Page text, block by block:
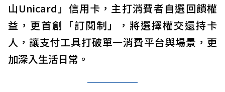
山Unicard」信用卡，主打消費者自選回饋權
益，更首創「訂閱制」，將選擇權交還持卡
人，讓支付工具打破單一消費平台與場景，更
加深入生活日常。